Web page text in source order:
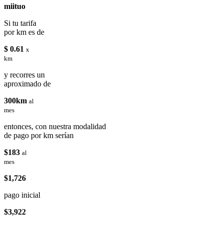
miituo
Si tu tarifa
por km es de
$ 0.61 x
km
y recorres un
aproximado de
300km al
mes
entonces, con nuestra modalidad
de pago por km serían
$183 al
mes
$1,726
pago inicial
$3,922